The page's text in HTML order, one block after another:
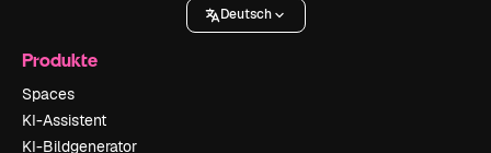
Deutsch
Produkte
Spaces
KI-Assistent
KI-Bildgenerator